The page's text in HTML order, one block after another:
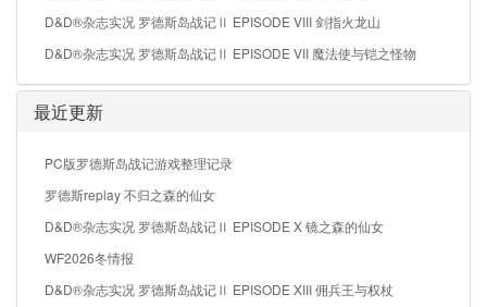
D&D®杂志实况 罗德斯岛战记Ⅱ EPISODE VIII 剑指火龙山
D&D®杂志实况 罗德斯岛战记Ⅱ EPISODE VII 魔法使与铠之怪物
最近更新
PC版罗德斯岛战记游戏整理记录
罗德斯replay 不归之森的仙女
D&D®杂志实况 罗德斯岛战记Ⅱ EPISODE X 镜之森的仙女
WF2026冬情报
D&D®杂志实况 罗德斯岛战记Ⅱ EPISODE XIII 佣兵王与权杖